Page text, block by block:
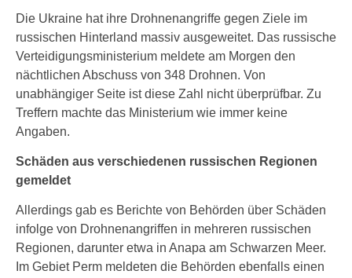
Die Ukraine hat ihre Drohnenangriffe gegen Ziele im
russischen Hinterland massiv ausgeweitet. Das russische
Verteidigungsministerium meldete am Morgen den
nächtlichen Abschuss von 348 Drohnen. Von
unabhängiger Seite ist diese Zahl nicht überprüfbar. Zu
Treffern machte das Ministerium wie immer keine
Angaben.
Schäden aus verschiedenen russischen Regionen
gemeldet
Allerdings gab es Berichte von Behörden über Schäden
infolge von Drohnenangriffen in mehreren russischen
Regionen, darunter etwa in Anapa am Schwarzen Meer.
Im Gebiet Perm meldeten die Behörden ebenfalls einen